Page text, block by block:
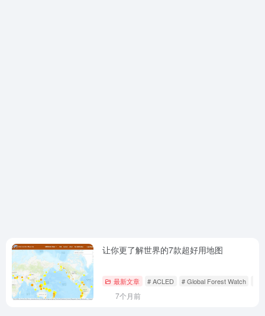
让你更了解世界的7款超好用地图
最新文章 # ACLED # Global Forest Watch
7个月前